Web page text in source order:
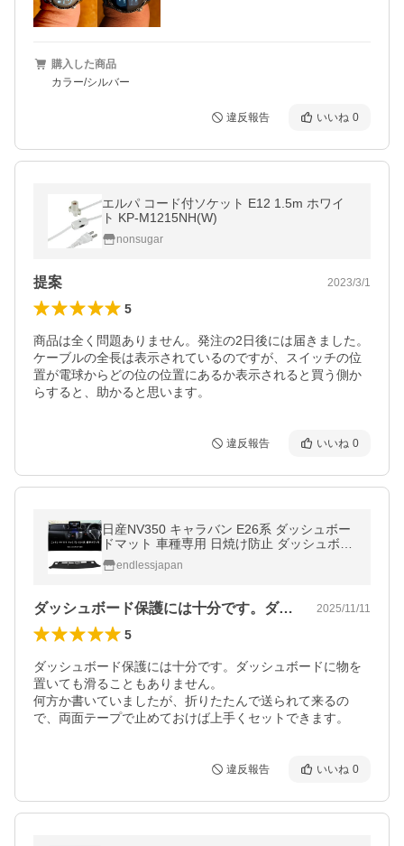
購入した商品
カラー/シルバー
違反報告 いいね 0
エルパ コード付ソケット E12 1.5m ホワイ
ト KP-M1215NH(W)
nonsugar
提案 2023/3/1
5
商品は全く問題ありません。発注の2日後には届きました。
ケーブルの全長は表示されているのですが、スイッチの位
置が電球からどの位の位置にあるか表示されると買う側か
らすると、助かると思います。
違反報告 いいね 0
日産NV350 キャラバン E26系 ダッシュボー
ドマット 車種専用 日焼け防止 ダッシュボー
ド 保護マット フロントマット 内装パーツ イ
ンテリア アクセサリー
endlessjapan
ダッシュボード保護には十分です。ダッシ… 2025/11/11
5
ダッシュボード保護には十分です。ダッシュボードに物を
置いても滑ることもありません。
何方か書いていましたが、折りたたんで送られて来るの
で、両面テープで止めておけば上手くセットできます。
違反報告 いいね 0